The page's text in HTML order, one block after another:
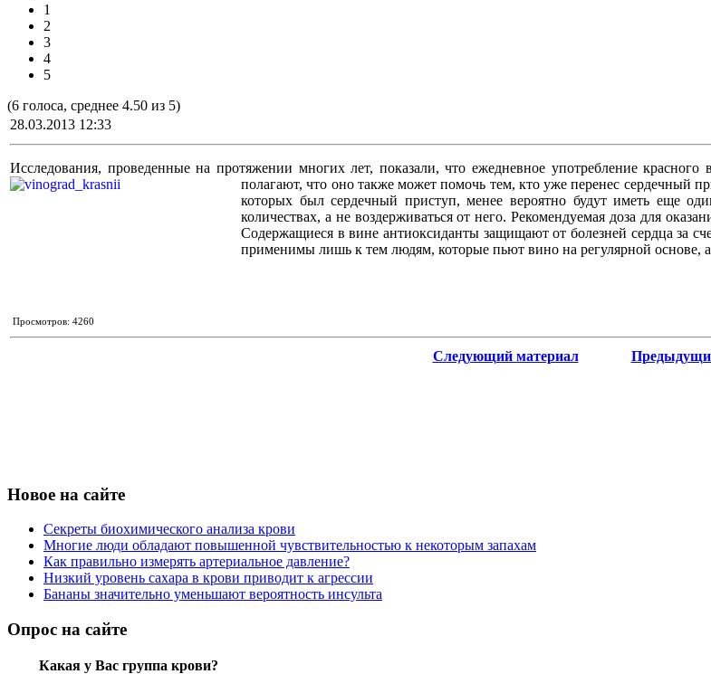
1
2
3
4
5
(6 голоса, среднее 4.50 из 5)
28.03.2013 12:33
Исследования, проведенные на протяжении многих лет, показали, что ежедневное употребление
полагают, что оно также может помочь тем, кто уже перенес сердечный
которых был сердечный приступ, менее вероятно будут иметь еще
количествах, а не воздерживаться от него. Рекомендуемая доза для
Содержащиеся в вине антиоксиданты защищают от болезней сердца за
применимы лишь к тем людям, которые пьют вино на регулярной основе, а
Просмотров: 4260
Следующий материал
Новое на сайте
Секреты биохимического анализа крови
Многие люди обладают повышенной чувствительностью к некоторым запахам
Как правильно измерять артериальное давление?
Низкий уровень сахара в крови приводит к агрессии
Бананы значительно уменьшают вероятность инсульта
Опрос на сайте
Какая у Вас группа крови?